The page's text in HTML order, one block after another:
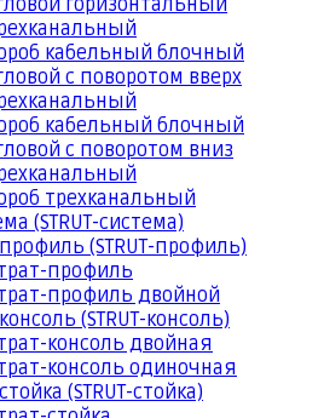
горизонтальный
кабельный блочный
с поворотом вверх
кабельный блочный
с поворотом вниз
трехканальный
(STRUT-система)
(STRUT-профиль)
профиль
профиль двойной
(STRUT-консоль)
консоль двойная
консоль одиночная
(STRUT-стойка)